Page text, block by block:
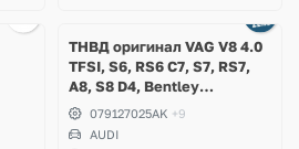
ТНВД оригинал VAG V8 4.0
TFSI, S6, RS6 C7, S7, RS7,
A8, S8 D4, Bentley
Continental GT
079127025AK +9
AUDI